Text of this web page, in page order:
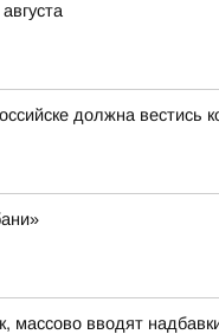
должна вестись
вводят